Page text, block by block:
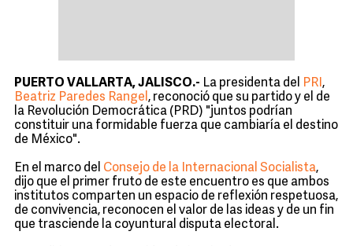
PUERTO VALLARTA, JALISCO.- La presidenta del PRI ,
Beatriz Paredes Rangel , reconoció que su partido y el de
la Revolución Democrática (PRD) "juntos podrían
constituir una formidable fuerza que cambiaría el destino
de México".
En el marco del Consejo de la Internacional Socialista,
dijo que el primer fruto de este encuentro es que ambos
institutos comparten un espacio de reflexión respetuosa,
de convivencia, reconocen el valor de las ideas y de un fin
que trasciende la coyuntural disputa electoral.